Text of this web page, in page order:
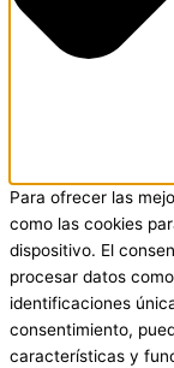
Para ofrecer las
como las cookies
dispositivo. El
procesar datos
identificaciones
consentimiento,
características y